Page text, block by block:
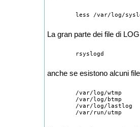
La gran parte dei file di
anche se esistono alcuni